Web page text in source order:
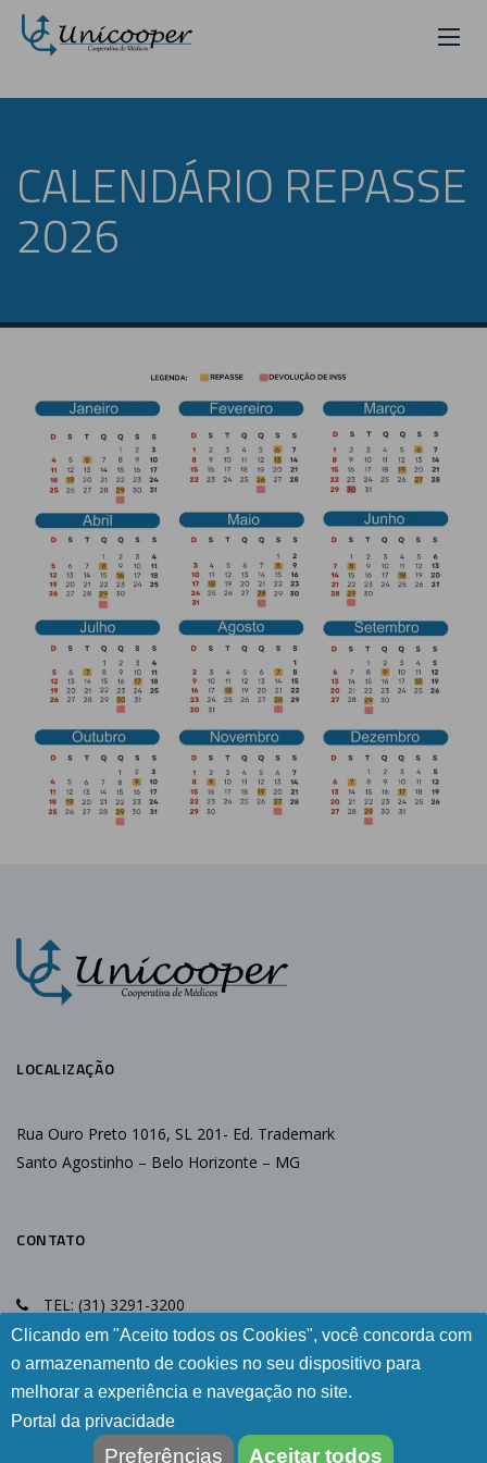
Clicando em "Aceito todos os Cookies", você concorda com
o armazenamento de cookies no seu dispositivo para
melhorar a experiência e navegação no site.
Portal da privacidade
Preferências Aceitar todos
CALENDÁRIO REPASSE
2026
LOCALIZAÇÃO
Rua Ouro Preto 1016, SL 201- Ed. Trademark
Santo Agostinho – Belo Horizonte – MG
CONTATO
TEL: (31) 3291-3200
E-MAIL: atendimento@unicooper.coop.br
CNPJ: 03.288.517/0001-16